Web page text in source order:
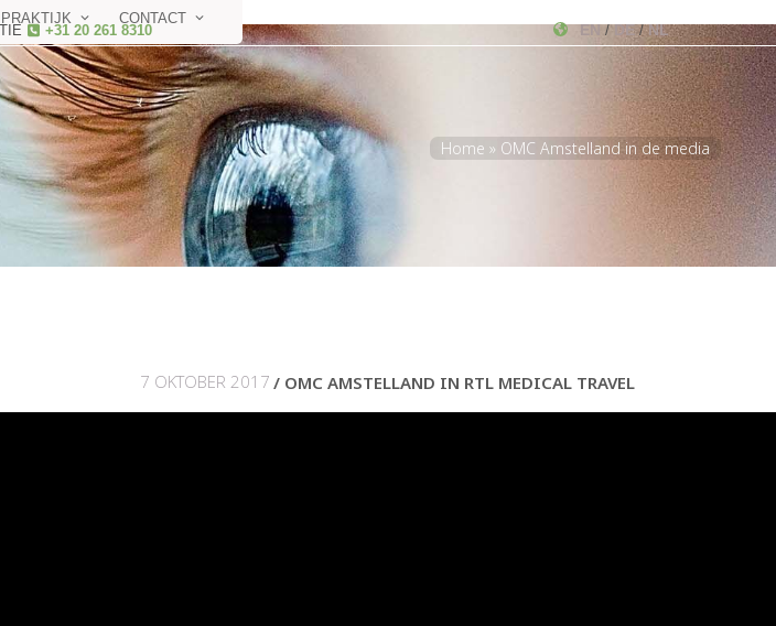
+31 20 261 8310 EN / DE/NL
PRAKTIJK CONTACT
Home » OMC Amstelland in de media
7 OKTOBER 2017 OMC AMSTELLAND IN RTL MEDICAL TRAVEL